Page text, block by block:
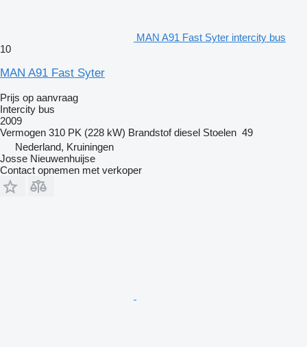
MAN A91 Fast Syter intercity bus
10
MAN A91 Fast Syter
Prijs op aanvraag
Intercity bus
2009
Vermogen 310 PK (228 kW) Brandstof diesel Stoelen 49
Nederland, Kruiningen
Josse Nieuwenhuijse
Contact opnemen met verkoper